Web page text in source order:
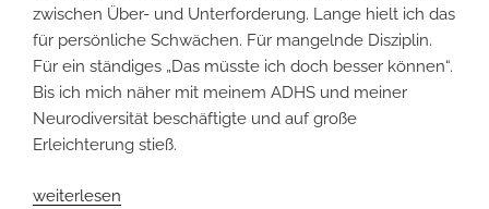
zwischen Über- und Unterforderung. Lange hielt ich das
für persönliche Schwächen. Für mangelnde Disziplin.
Für ein ständiges „Das müsste ich doch besser können“.
Bis ich mich näher mit meinem ADHS und meiner
Neurodiversität beschäftigte und auf große
Erleichterung stieß.
„Neurodiversi-
weiterlesen